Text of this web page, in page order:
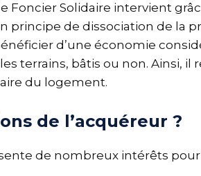
Foncier Solidaire intervient
principe de dissociation de la
d’une économie
terrains, bâtis ou non. Ainsi,
du logement.
de l’acquéreur ?
de nombreux intérêts